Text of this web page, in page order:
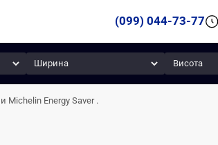
(099) 044-73-77
Ширина Висота
Michelin Energy Saver .